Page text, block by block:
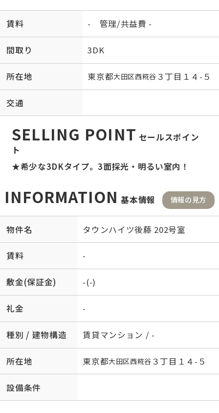
賃料 - 管理/共益費 -
間取り 3DK
所在地 東京都大田区西糀谷 ３丁目１４-５
交通
SELLING POINT セールスポイン
ト
★希少な3DKタイプ。3面採光・明るい室内！
INFORMATION 基本情報 情報の見方
物件名 タウンハイツ後藤 202号室
賃料 -
敷金(保証金) -(-)
礼金 -
種別 / 建物構造 賃貸マンション / -
所在地 東京都大田区西糀谷 ３丁目１４-５
設備条件